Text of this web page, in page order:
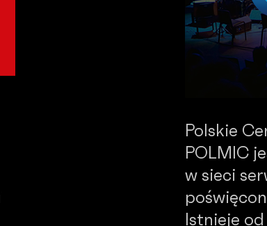
Polskie
POLMIC
w sieci
Istnieje